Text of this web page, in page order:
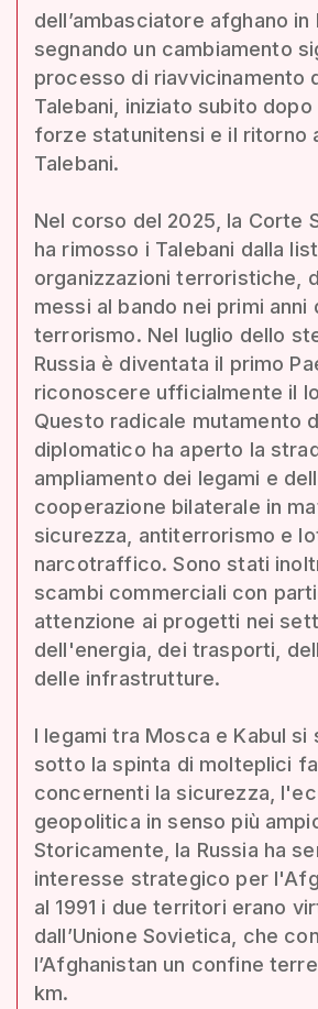
dell’ambasciatore afghano in
segnando un cambiamento
processo di riavvicinamento
Talebani, iniziato subito
forze statunitensi e il ritorno
Talebani.
Nel corso del 2025, la Corte
ha rimosso i Talebani dalla
organizzazioni terroristiche,
messi al bando nei primi anni
terrorismo. Nel luglio dello
Russia è diventata il primo
riconoscere ufficialmente il
Questo radicale mutamento
diplomatico ha aperto la
ampliamento dei legami e
cooperazione bilaterale in
sicurezza, antiterrorismo e
narcotraffico. Sono stati
scambi commerciali con
attenzione ai progetti nei
dell'energia, dei trasporti,
delle infrastrutture.
I legami tra Mosca e Kabul si
sotto la spinta di molteplici
concernenti la sicurezza,
geopolitica in senso più
Storicamente, la Russia ha
interesse strategico per
al 1991 i due territori erano
dall’Unione Sovietica, che
l’Afghanistan un confine
km.